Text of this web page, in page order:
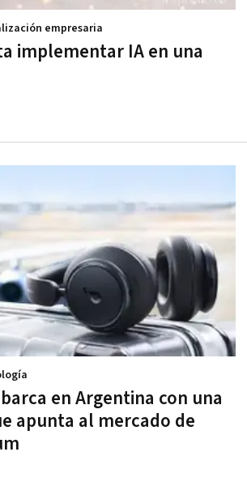
implementar IA en una
empresaria
en Argentina con una
apunta al mercado de